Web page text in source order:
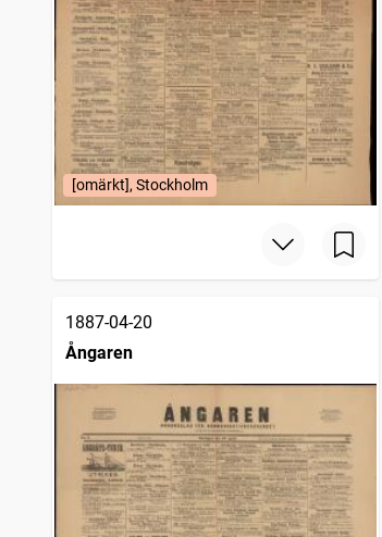
[omärkt], Stockholm
1887-04-20
Ångaren